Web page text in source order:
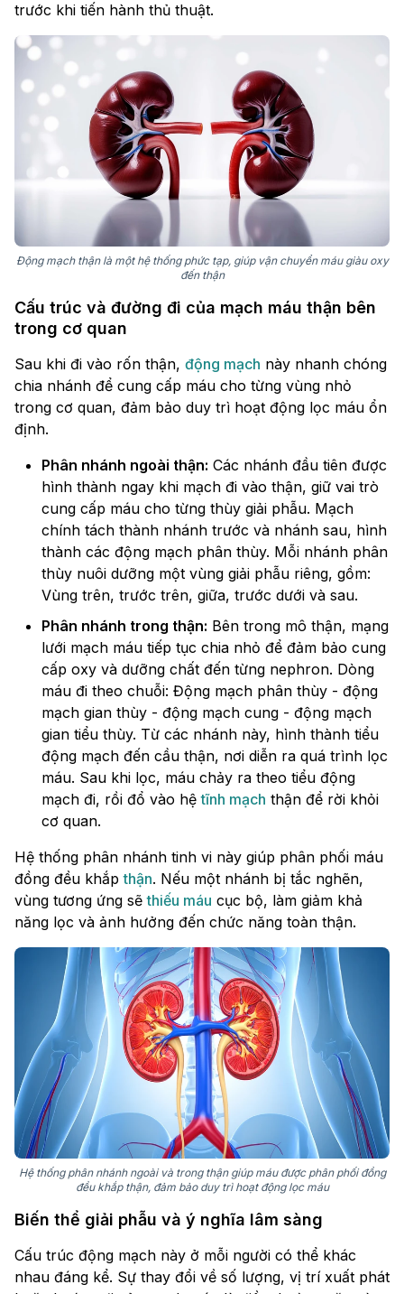
trước khi tiến hành thủ thuật.
Động mạch thận là một hệ thống phức tạp, giúp vận chuyển máu giàu oxy
đến thận
Cấu trúc và đường đi của mạch máu thận bên
trong cơ quan
Sau khi đi vào rốn thận, động mạch này nhanh chóng
chia nhánh để cung cấp máu cho từng vùng nhỏ
trong cơ quan, đảm bảo duy trì hoạt động lọc máu ổn
định.
Phân nhánh ngoài thận: Các nhánh đầu tiên được
hình thành ngay khi mạch đi vào thận, giữ vai trò
cung cấp máu cho từng thùy giải phẫu. Mạch
chính tách thành nhánh trước và nhánh sau, hình
thành các động mạch phân thùy. Mỗi nhánh phân
thùy nuôi dưỡng một vùng giải phẫu riêng, gồm:
Vùng trên, trước trên, giữa, trước dưới và sau.
Phân nhánh trong thận: Bên trong mô thận, mạng
lưới mạch máu tiếp tục chia nhỏ để đảm bảo cung
cấp oxy và dưỡng chất đến từng nephron. Dòng
máu đi theo chuỗi: Động mạch phân thùy - động
mạch gian thùy - động mạch cung - động mạch
gian tiểu thùy. Từ các nhánh này, hình thành tiểu
động mạch đến cầu thận, nơi diễn ra quá trình lọc
máu. Sau khi lọc, máu chảy ra theo tiểu động
mạch đi, rồi đổ vào hệtĩnh mạch thận để rời khỏi
cơ quan.
Hệ thống phân nhánh tinh vi này giúp phân phối máu
đồng đều khắpthận. Nếu một nhánh bị tắc nghẽn,
vùng tương ứng sẽthiếu máu cục bộ, làm giảm khả
năng lọc và ảnh hưởng đến chức năng toàn thận.
Hệ thống phân nhánh ngoài và trong thận giúp máu được phân phối đồng
đều khắp thận, đảm bảo duy trì hoạt động lọc máu
Biến thể giải phẫu và ý nghĩa lâm sàng
Cấu trúc động mạch này ở mỗi người có thể khác
nhau đáng kể. Sự thay đổi về số lượng, vị trí xuất phát